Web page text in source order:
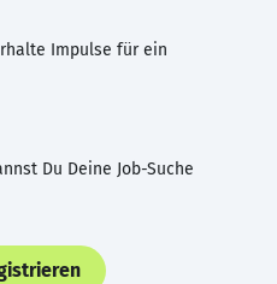
Impulse für ein
Du Deine Job-Suche